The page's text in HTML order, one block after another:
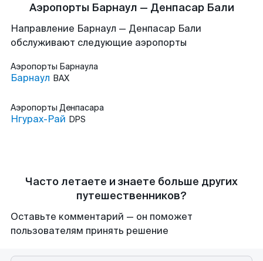
Аэропорты Барнаул — Денпасар Бали
Направление Барнаул — Денпасар Бали
обслуживают следующие аэропорты
Аэропорты Барнаула
Барнаул BAX
Аэропорты Денпасара
Нгурах-Рай DPS
Часто летаете и знаете больше других
путешественников?
Оставьте комментарий — он поможет
пользователям принять решение